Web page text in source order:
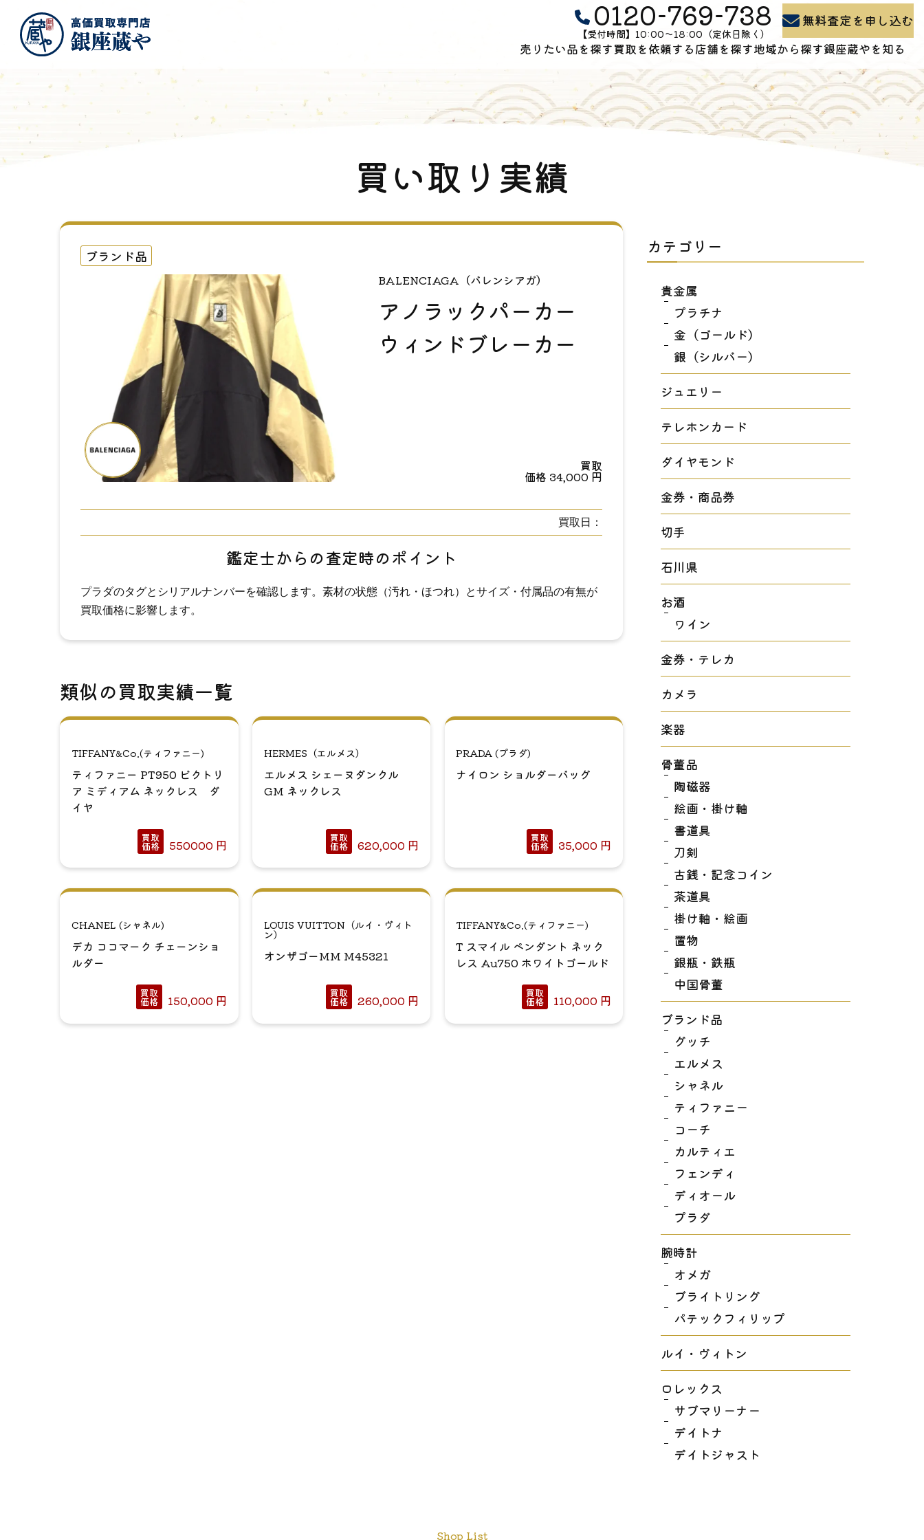
0120-769-738
【受付時間】10:00〜18:00（定休日除く）
無料査定を申し込む
売りたい品を探す買取を依頼する
買取の流れ
出張買取
店舗を探す地域から探す
石川県の買取
富山県の買取
新潟県の買取
銀座蔵やを知る
よくある質問
買取コラム
会社概要
買い取り実績
ブランド品
BALENCIAGA（バレンシアガ）
アノラックパーカー
ウィンドブレーカー
買取
価格 34,000 円
買取日：
鑑定士からの査定時のポイント
プラダのタグとシリアルナンバーを確認します。素材の状態（汚れ・ほつれ）とサイズ・付属品の有無が
買取価格に影響します。
類似の買取実績一覧
TIFFANY&Co.(ティファニー)
ティファニー PT950 ビクトリ
ア ミディアム ネックレス ダ
イヤ
買取
価格 550000 円
HERMES（エルメス）
エルメス シェーヌダンクル
GM ネックレス
買取
価格 620,000 円
PRADA (プラダ)
ナイロン ショルダーバッグ
買取
価格 35,000 円
CHANEL (シャネル)
デカ ココマーク チェーンショ
ルダー
買取
価格 150,000 円
LOUIS VUITTON（ルイ・ヴィト
ン）
オンザゴーMM M45321
買取
価格 260,000 円
TIFFANY&Co.(ティファニー)
T スマイル ペンダント ネック
レス Au750 ホワイトゴールド
買取
価格 110,000 円
カテゴリー
貴金属
プラチナ
金（ゴールド）
銀（シルバー）
ジュエリー
テレホンカード
ダイヤモンド
金券・商品券
切手
石川県
お酒
ワイン
金券・テレカ
カメラ
楽器
骨董品
陶磁器
絵画・掛け軸
書道具
刀剣
古銭・記念コイン
茶道具
掛け軸・絵画
置物
銀瓶・鉄瓶
中国骨董
ブランド品
グッチ
エルメス
シャネル
ティファニー
コーチ
カルティエ
フェンディ
ディオール
プラダ
腕時計
オメガ
ブライトリング
パテックフィリップ
ルイ・ヴィトン
ロレックス
サブマリーナー
デイトナ
デイトジャスト
Shop List